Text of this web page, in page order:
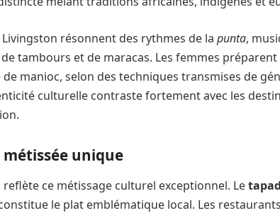
résonnent des rythmes de la punta,
tambours et de maracas. Les femmes
manioc, selon des techniques transmises de
culturelle contraste fortement avec les
unique
ce métissage culturel exceptionnel. Le
le plat emblématique local. Les